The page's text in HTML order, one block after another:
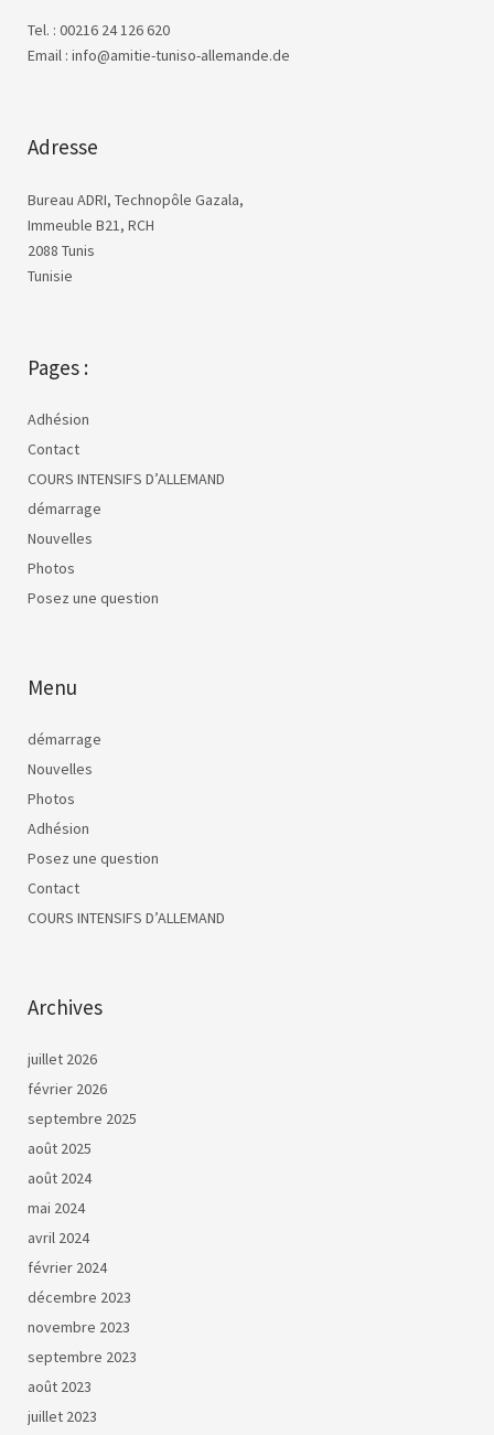
Tel. : 00216 24 126 620
Email : info@amitie-tuniso-allemande.de
Adresse
Bureau ADRI, Technopôle Gazala,
Immeuble B21, RCH
2088 Tunis
Tunisie
Pages :
Adhésion
Contact
COURS INTENSIFS D’ALLEMAND
démarrage
Nouvelles
Photos
Posez une question
Menu
démarrage
Nouvelles
Photos
Adhésion
Posez une question
Contact
COURS INTENSIFS D’ALLEMAND
Archives
juillet 2026
février 2026
septembre 2025
août 2025
août 2024
mai 2024
avril 2024
février 2024
décembre 2023
novembre 2023
septembre 2023
août 2023
juillet 2023